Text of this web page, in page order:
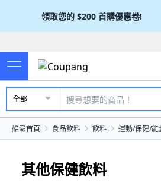
領取您的 $200 首購優惠卷!
全部
酷澎首頁 食品飲料 飲料 運動/保健/能
其他保健飲料